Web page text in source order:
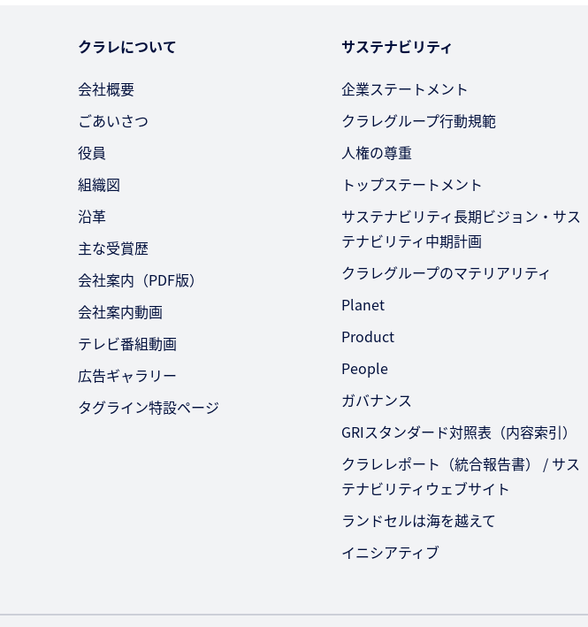
クラレについて
会社概要
ごあいさつ
役員
組織図
沿革
主な受賞歴
会社案内（PDF版）
会社案内動画
テレビ番組動画
広告ギャラリー
タグライン特設ページ
サステナビリティ
企業ステートメント
クラレグループ行動規範
人権の尊重
トップステートメント
サステナビリティ長期ビジョン・サス
テナビリティ中期計画
クラレグループのマテリアリティ
Planet
Product
People
ガバナンス
GRIスタンダード対照表（内容索引）
クラレレポート（統合報告書） / サス
テナビリティウェブサイト
ランドセルは海を越えて
イニシアティブ